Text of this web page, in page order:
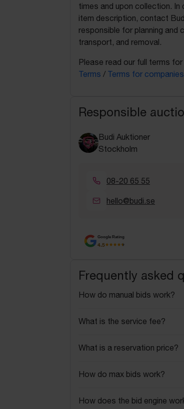
times and upon collection.
item description, contact
responsible for planning and
transport, and removal.
Please read our full terms
Terms / Terms for companies
Responsible
Budi Auktioner
Stockholm
08-20 65 55
hello@budi.se
Google Rating
4.5
Frequently asked
How do manual bids work?
What is the service fee?
What is a reservation price?
How do max bids work?
How does the bid engine